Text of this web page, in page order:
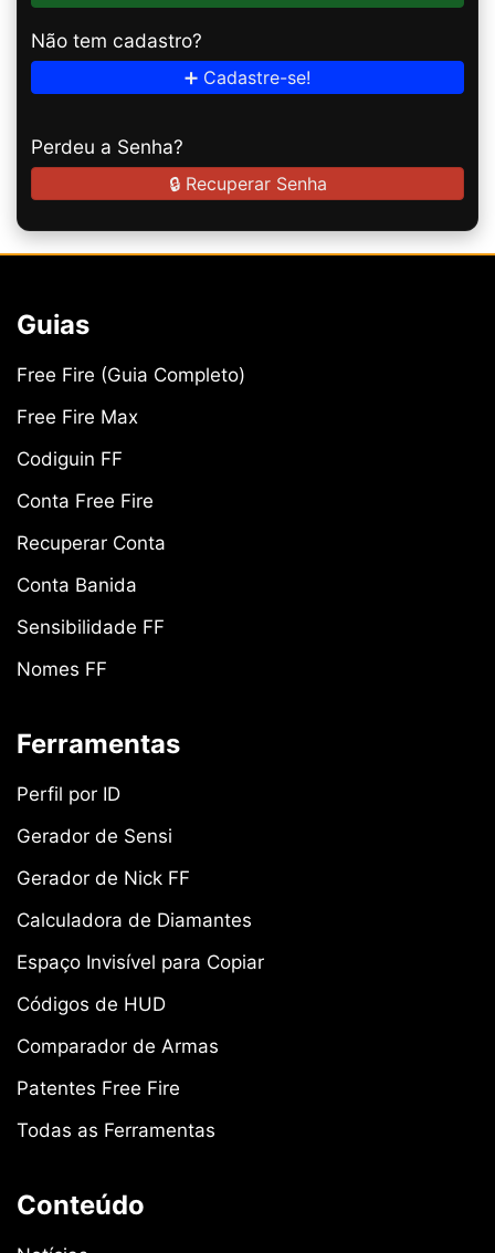
Não tem cadastro?
➕ Cadastre-se!
Perdeu a Senha?
🔒 Recuperar Senha
Guias
Free Fire (Guia Completo)
Free Fire Max
Codiguin FF
Conta Free Fire
Recuperar Conta
Conta Banida
Sensibilidade FF
Nomes FF
Ferramentas
Perfil por ID
Gerador de Sensi
Gerador de Nick FF
Calculadora de Diamantes
Espaço Invisível para Copiar
Códigos de HUD
Comparador de Armas
Patentes Free Fire
Todas as Ferramentas
Conteúdo